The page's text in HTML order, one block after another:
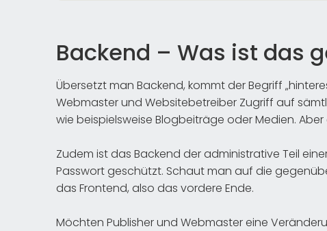
Backend – Was ist das
Übersetzt man Backend, kommt der Begriff
Webmaster und Websitebetreiber Zugriff auf
wie beispielsweise Blogbeiträge oder Medien.
Zudem ist das Backend der administrative Teil
Passwort geschützt. Schaut man auf die
das Frontend, also das vordere Ende.
Möchten Publisher und Webmaster eine